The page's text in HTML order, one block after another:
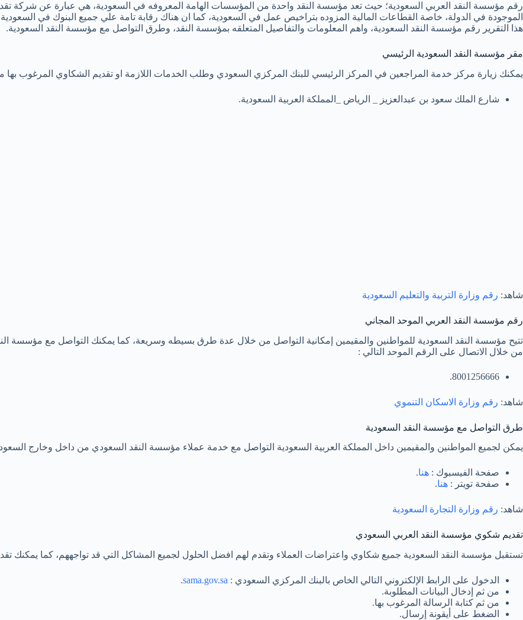
رقم مؤسسة النقد العربي السعودية؛ حيث تعد مؤسسة النقد واحدة من المؤسسات الهامة المعروفه في السعودية، هي عبارة عن شركة
الموجودة في الدولة، خاصة القطاعات المالية المزوده بتراخيص عمل في السعودية، كما ان هناك رقابة تامة علي جميع البنوك في
هذا التقرير رقم مؤسسة النقد السعودية، واهم المعلومات والتفاصيل المتعلقه بمؤسسة النقد، وطرق التواصل مع مؤسسة النقد السعودية.
مقر مؤسسة النقد السعودية الرئيسي
يمكنك زيارة مركز خدمة المراجعين في المركز الرئيسي للبنك المركزي السعودي وطلب الخدمات اللازمة او تقديم الشكاوي المرغوب بها
شارع الملك سعود بن عبدالعزيز _ الرياض _المملكة العربية السعودية.
شاهد: رقم وزارة التربية والتعليم السعودية
رقم مؤسسة النقد العربي الموحد المجاني
تتيح مؤسسة النقد السعودية للمواطنين والمقيمين إمكانية التواصل من خلال عدة طرق بسيطه وسريعة، كما يمكنك التواصل مع مؤسسة
من خلال الاتصال على الرقم الموحد التالي :
8001256666.
شاهد: رقم وزارة الاسكان التنموي
طرق التواصل مع مؤسسة النقد السعودية
يمكن لجميع المواطنين والمقيمين داخل المملكة العربية السعودية التواصل مع خدمة عملاء مؤسسة النقد السعودي من داخل وخارج
صفحة الفيسبوك : هنا.
صفحة تويتر : هنا.
شاهد: رقم وزارة التجارة السعودية
تقديم شكوي مؤسسة النقد العربي السعودي
تستقبل مؤسسة النقد السعودية جميع شكاوي واعتراضات العملاء وتقدم لهم افضل الحلول لجميع المشاكل التي قد تواجههم، كما يمكنك
الدخول على الرابط الإلكتروني التالي الخاص بالبنك المركزي السعودي : sama.gov.sa
.
من ثم إدخال البيانات المطلوبة.
من ثم كتابة الرسالة المرغوب بها.
الضغط على أيقونة إرسال.